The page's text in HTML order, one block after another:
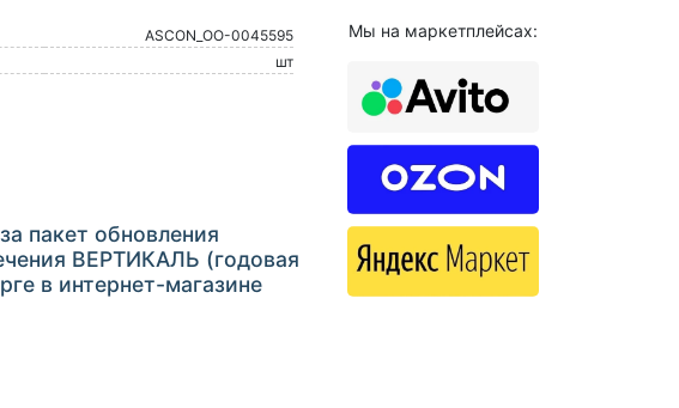
ASCON_ОО-0045595
шт
пакет обновления
ВЕРТИКАЛЬ (годовая
в интернет-магазине
Мы на маркетплейсах: